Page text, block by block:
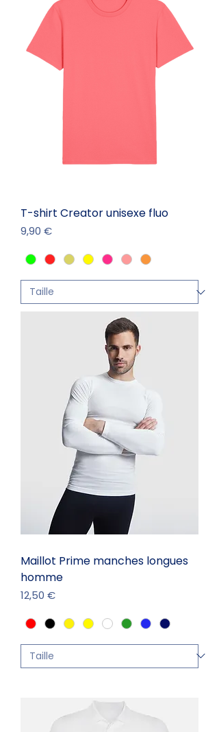
T-shirt Creator unisexe fluo
Prix
9,90 €
Maillot Prime manches longues
homme
Prix
12,50 €